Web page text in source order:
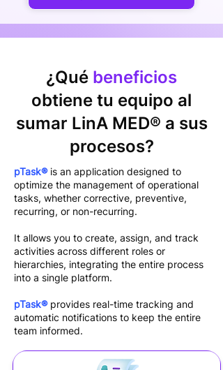
¿Qué beneficios
obtiene tu equipo al
sumar LinA MED® a sus
procesos?
pTask®is an application designed to
optimize the management of operational
tasks, whether corrective, preventive,
recurring, or non-recurring.
It allows you to create, assign, and track
activities across different roles or
hierarchies, integrating the entire process
into a single platform.
pTask®provides real-time tracking and
automatic notifications to keep the entire
team informed.